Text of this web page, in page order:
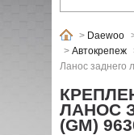
> Daewoo
> Автокрепеж
Ланос заднего
ЛАНОС
(GM)